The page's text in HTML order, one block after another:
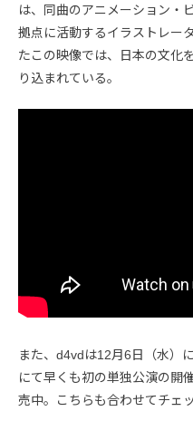
は、同曲のアニメーション・
拠点に活動するイラストレー
たこの映像では、日本の文化
り込まれている。
また、d4vdは12月6日（水）
にて早くも初の単独公演の開
売中。こちらも合わせてチェッ